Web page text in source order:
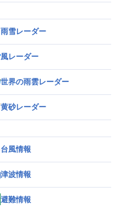
雨雪レーダー
風レーダー
世界の雨雲レーダー
黄砂レーダー
台風情報
津波情報
避難情報